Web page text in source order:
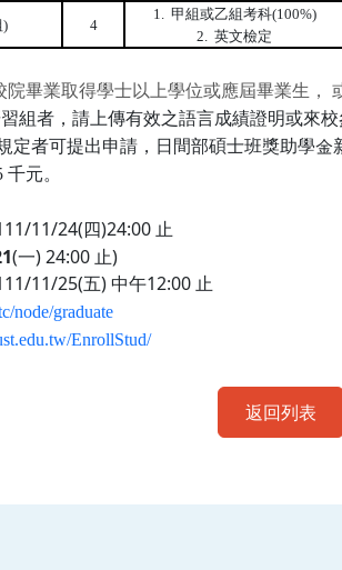
) 4
1. 甲組或乙組考科(100%)
2.
英文檢定
畢業取得學士以上學位或應屆畢業生，
組者，請上傳有效之語言成績證明或來校
定者可提出申請，日間部碩士班獎助學金
千元。
11/24(四)24:00止
(一) 24:00止)
11/25(五)中午12:00止
node/graduate
EnrollStud/
返回列表